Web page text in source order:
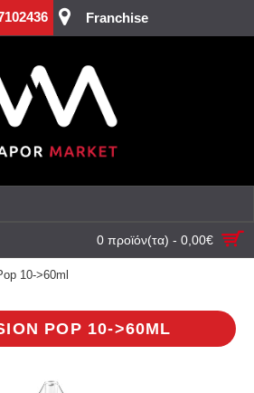
Franchise
0 προϊόν(τα) - 0,00€
10->60ml
POP 10->60ML